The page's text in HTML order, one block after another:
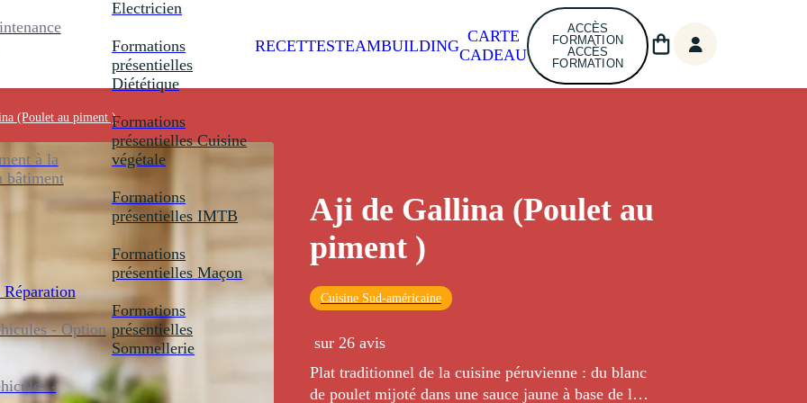
à la
bâtiment
- Option
-
Electricien
Formations
présentielles
Diététique
Formations
présentielles Cuisine
végétale
Formations
présentielles IMTB
Formations
présentielles Maçon
Formations
présentielles
Sommellerie
RECETTESTEAMBUILDING
CARTE
CADEAU
ACCÈS
FORMATION
ACCÈS
FORMATION
(Poulet au piment )
Aji de Gallina (Poulet au
piment )
Cuisine Sud-américaine
sur 26 avis
Plat traditionnel de la cuisine péruvienne : du blanc
de poulet mijoté dans une sauce jaune à base de lait,